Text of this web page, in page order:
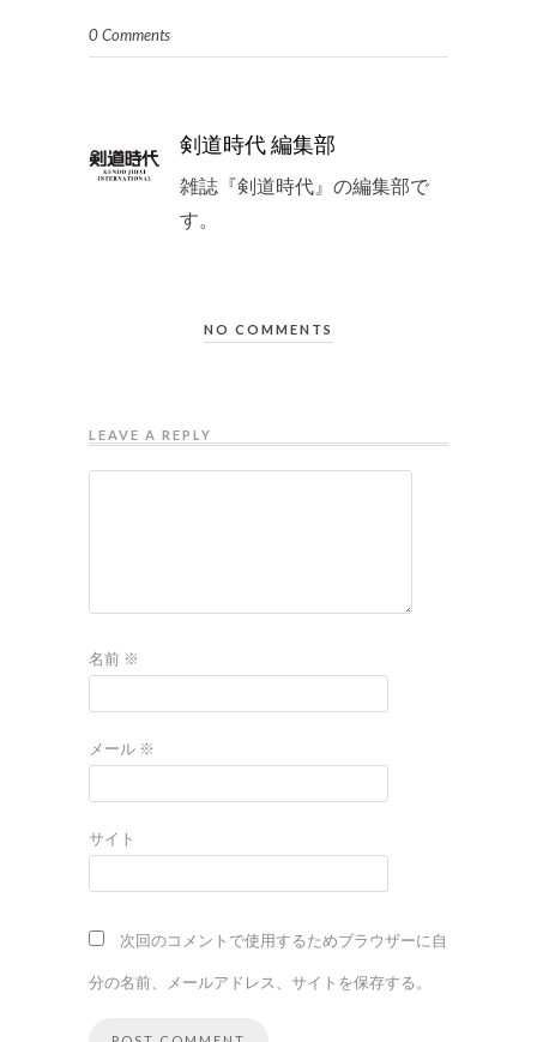
0 Comments
剣道時代 編集部
雑誌『剣道時代』の編集部で
す。
NO COMMENTS
LEAVE A REPLY
名前 ※
メール ※
サイト
次回のコメントで使用するためブラウザーに自
分の名前、メールアドレス、サイトを保存する。